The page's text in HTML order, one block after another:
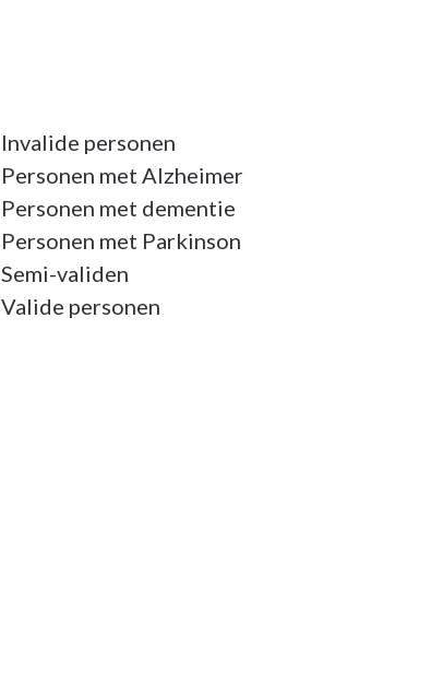
Invalide personen
Personen met Alzheimer
Personen met dementie
Personen met Parkinson
Semi-validen
Valide personen